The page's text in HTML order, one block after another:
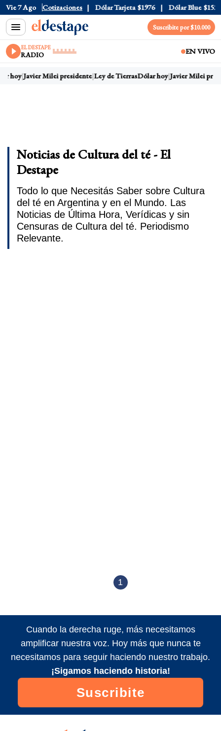
Vie 7 Ago Cotizaciones
Dólar Oficial $1520 Dólar Tarjeta $1976 Dólar Blue $1525
Suscribite por $10.000
EL DESTAPE
RADIO EN VIVO
hoy Javier Milei presidente Ley de TierrasDólar hoy Javier Milei
Noticias de Cultura del té - El
Destape
Todo lo que Necesitás Saber sobre Cultura
del té en Argentina y en el Mundo. Las
Noticias de Última Hora, Verídicas y sin
Censuras de Cultura del té. Periodismo
Relevante.
1
Cuando la derecha ruge, más necesitamos
amplificar nuestra voz. Hoy más que nunca te
necesitamos para seguir haciendo nuestro trabajo.
¡Sigamos haciendo historia!
Suscribite